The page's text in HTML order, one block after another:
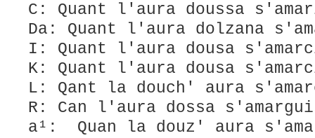
C: Quant l'aura doussa
Da: Quant l'aura dolzana
I: Quant l'aura dousa
K: Quant l'aura dousa
L: Qant la douch' aura
R: Can l'aura dossa
a¹: Quan la douz' aura